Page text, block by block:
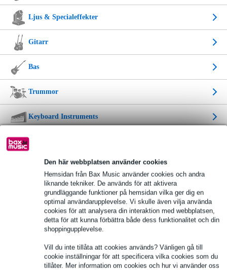
Den här webbplatsen använder cookies
Hemsidan från Bax Music använder cookies och andra
liknande tekniker. De används för att aktivera
grundläggande funktioner på hemsidan vilka ger dig en
optimal användarupplevelse. Vi skulle även vilja använda
cookies för att analysera din interaktion med webbplatsen,
detta för att kunna förbättra både dess funktionalitet och din
shoppingupplevelse.
Vill du inte tillåta att cookies används? Vänligen gå till
cookie inställningar för att specificera vilka cookies som du
tillåter. Mer information om cookies och hur vi använder oss
Ljus & Specialeffekter
Gitarr
Bas
Trummor
Keyboard Instruments
Musikinstrument
Musikinstrument till barn
Cables & Tools
Flightcases & Bags